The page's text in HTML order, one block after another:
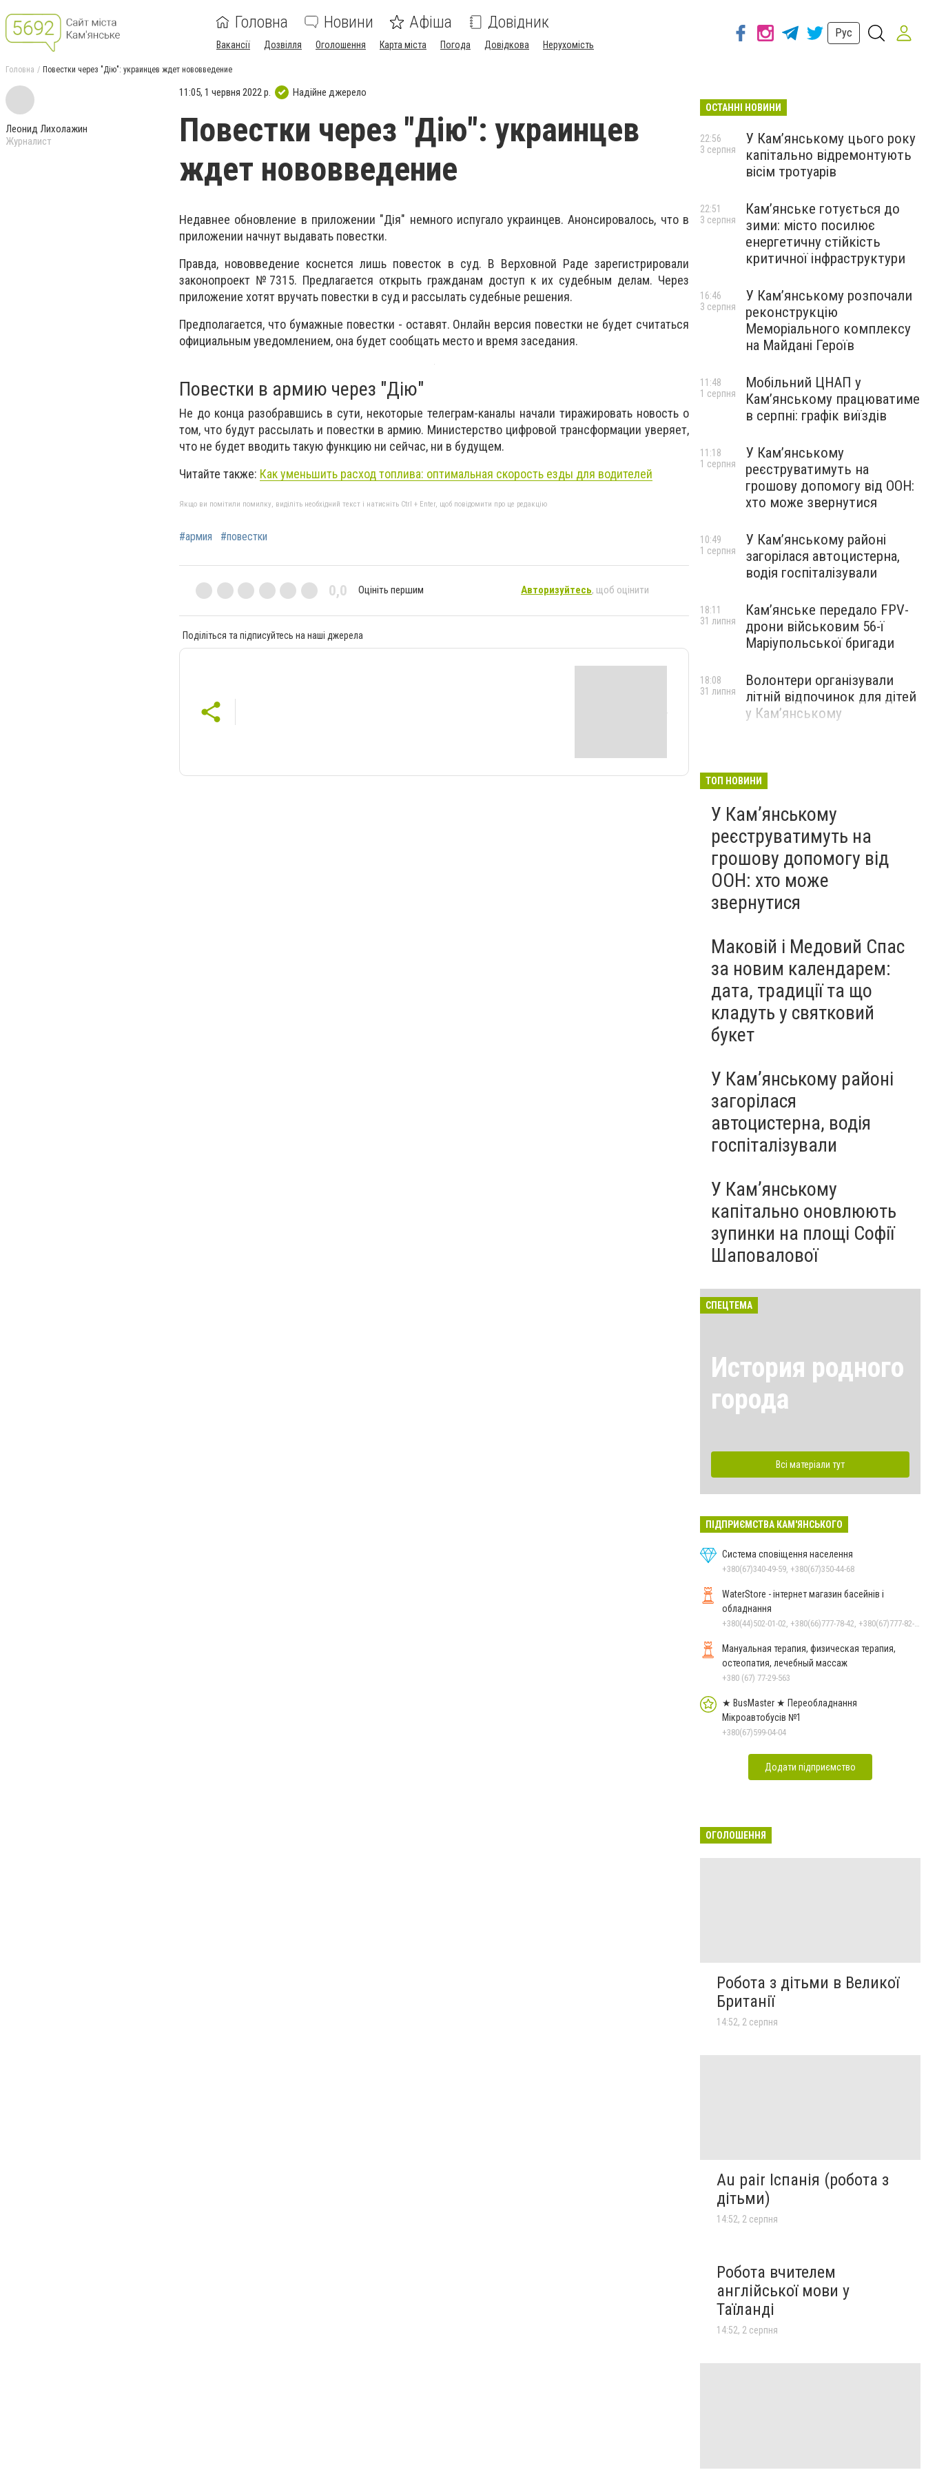
Головна Новини Афіша Довідник
Вакансії Дозвілля Оголошення Карта міста Погода Довідкова Нерухомість
Рус
Головна Повестки через "Дію": украинцев ждет нововведение
Леонид Лихолажин
Журналист
11:05, 1 червня 2022 р. Надійне джерело
Повестки через "Дію": украинцев
ждет нововведение
Недавнее обновление в приложении "Дiя" немного испугало украинцев. Анонсировалось, что в
приложении начнут выдавать повестки.
Правда, нововведение коснется лишь повесток в суд. В Верховной Раде зарегистрировали
законопроект №7315. Предлагается открыть гражданам доступ к их судебным делам. Через
приложение хотят вручать повестки в суд и рассылать судебные решения.
Предполагается, что бумажные повестки - оставят. Онлайн версия повестки не будет считаться
официальным уведомлением, она будет сообщать место и время заседания.
Повестки в армию через "Дію"
Не до конца разобравшись в сути, некоторые телеграм-каналы начали тиражировать новость о
том, что будут рассылать и повестки в армию. Министерство цифровой трансформации уверяет,
что не будет вводить такую функцию ни сейчас, ни в будущем.
Читайте также: Как уменьшить расход топлива: оптимальная скорость езды для водителей
Якщо ви помітили помилку, виділіть необхідний текст і натисніть Ctrl + Enter, щоб повідомити про це редакцію
#армия #повестки
0,0 Оцініть першим Авторизуйтесь, щоб оцінити
Поділіться та підписуйтесь на наші джерела
ОСТАННІ НОВИНИ
У Кам’янському цього року
капітально відремонтують
вісім тротуарів
22:56
3 серпня
Кам’янське готується до
зими: місто посилює
енергетичну стійкість
критичної інфраструктури
22:51
3 серпня
У Кам’янському розпочали
реконструкцію
Меморіального комплексу
на Майдані Героїв
16:46
3 серпня
Мобільний ЦНАП у
Кам’янському працюватиме
в серпні: графік виїздів
11:48
1 серпня
У Кам’янському
реєструватимуть на
грошову допомогу від ООН:
хто може звернутися
11:18
1 серпня
У Кам’янському районі
загорілася автоцистерна,
водія госпіталізували
10:49
1 серпня
Кам’янське передало FPV-
дрони військовим 56-ї
Маріупольської бригади
18:11
31 липня
Волонтери організували
літній відпочинок для дітей
у Кам’янському
18:08
31 липня
ТОП НОВИНИ
У Кам’янському
реєструватимуть на
грошову допомогу від
ООН: хто може
звернутися
Маковій і Медовий Спас
за новим календарем:
дата, традиції та що
кладуть у святковий
букет
У Кам’янському районі
загорілася
автоцистерна, водія
госпіталізували
У Кам’янському
капітально оновлюють
зупинки на площі Софії
Шаповалової
СПЕЦТЕМА
История родного
города
Всі матеріали тут
ПІДПРИЄМСТВА КАМ'ЯНСЬКОГО
Система сповіщення населення
+380(67)340-49-59, +380(67)350-44-68
WaterStore - інтернет магазин басейнів і
обладнання
Мануальная терапия, физическая терапия,
остеопатия, лечебный массаж
+380 (67) 77-29-563
★ BusMaster ★ Переобладнання
Мікроавтобусів №1
+380(67)599-04-04
Додати підприємство
ОГОЛОШЕННЯ
Робота з дітьми в Великої
Британії
14:52, 2 серпня
Au pair Іспанія (робота з
дітьми)
14:52, 2 серпня
Робота вчителем
англійської мови у
Таїланді
14:52, 2 серпня